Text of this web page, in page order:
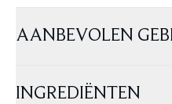
AANBEVOLEN
INGREDIËNTEN